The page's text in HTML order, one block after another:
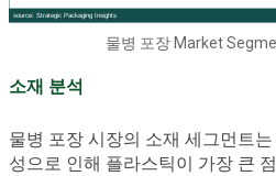
물병 포장 Market
소재 분석
물병 포장 시장의 소재 세그먼트
성으로 인해 플라스틱이 가장 큰